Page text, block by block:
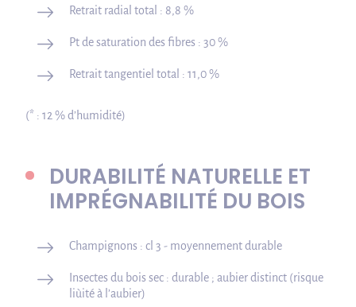
Retrait radial total : 8,8 %
Pt de saturation des fibres : 30 %
Retrait tangentiel total : 11,0 %
(* : 12 % d’humidité)
DURABILITÉ NATURELLE ET
IMPRÉGNABILITÉ DU BOIS
Champignons : cl 3 - moyennement durable
Insectes du bois sec : durable ; aubier distinct (risque
liùité à l’aubier)